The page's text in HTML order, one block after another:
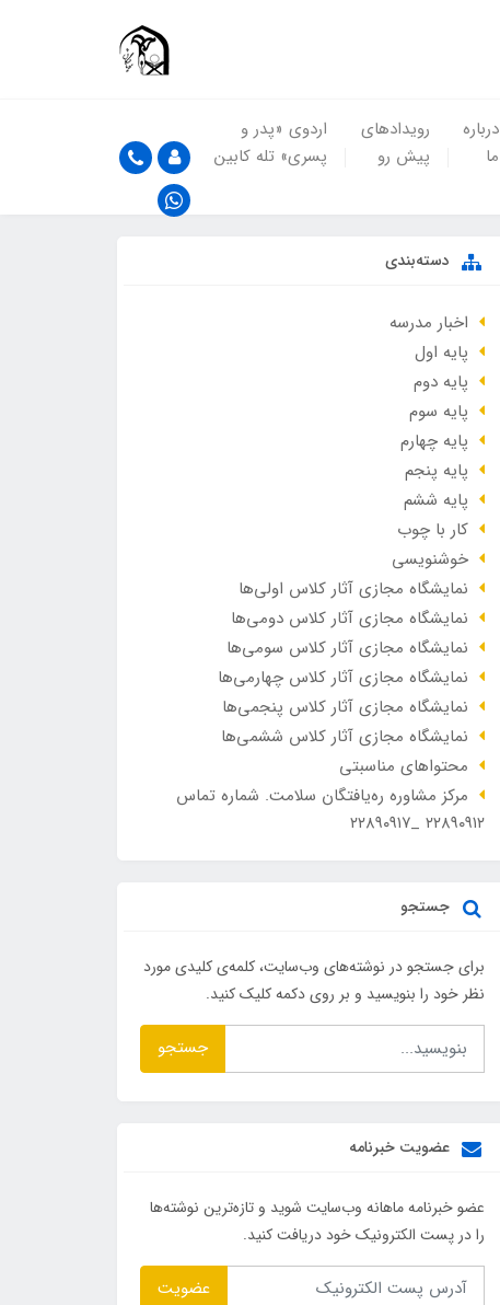
درباره
ما
رویدادهای
پیش رو
اردوی «پدر و
پسری» تله کابین
دسته‌بندی
اخبار مدرسه
پایه اول
پایه دوم
پایه سوم
پایه چهارم
پایه پنجم
پایه ششم
کار با چوب
خوشنویسی
نمایشگاه مجازی آثار کلاس اولی‌ها
نمایشگاه مجازی آثار کلاس دومی‌ها
نمایشگاه مجازی آثار کلاس سومی‌ها
نمایشگاه مجازی آثار کلاس چهارمی‌ها
نمایشگاه مجازی آثار کلاس پنجمی‌ها
نمایشگاه مجازی آثار کلاس ششمی‌ها
محتواهای مناسبتی
مرکز مشاوره ره‌یافتگان سلامت. شماره تماس
۲۲۸۹۰۹۱۲ _۲۲۸۹۰۹۱۷
جستجو
برای جستجو در نوشته‌های وب‌سایت، کلمه‌ی کلیدی مورد
نظر خود را بنویسید و بر روی دکمه کلیک کنید.
جستجو
عضویت خبرنامه
عضو خبرنامه ماهانه وب‌سایت شوید و تازه‌ترین نوشته‌ها
را در پست الکترونیک خود دریافت کنید.
عضویت